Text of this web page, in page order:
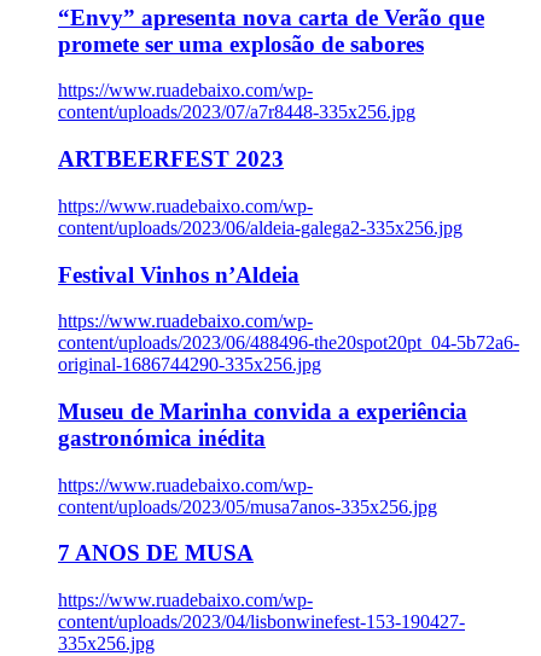
“Envy” apresenta nova carta de Verão que
promete ser uma explosão de sabores
https://www.ruadebaixo.com/wp-
content/uploads/2023/07/a7r8448-335x256.jpg
ARTBEERFEST 2023
https://www.ruadebaixo.com/wp-
content/uploads/2023/06/aldeia-galega2-335x256.jpg
Festival Vinhos n’Aldeia
https://www.ruadebaixo.com/wp-
content/uploads/2023/06/488496-the20spot20pt_04-5b72a6-
original-1686744290-335x256.jpg
Museu de Marinha convida a experiência
gastronómica inédita
https://www.ruadebaixo.com/wp-
content/uploads/2023/05/musa7anos-335x256.jpg
7 ANOS DE MUSA
https://www.ruadebaixo.com/wp-
content/uploads/2023/04/lisbonwinefest-153-190427-
335x256.jpg